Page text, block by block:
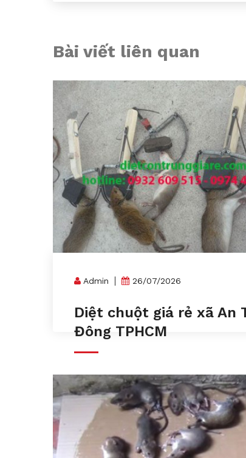
Bài viết liên quan
Admin 26/07/2026
Diệt chuột giá rẻ xã An
Đông TPHCM